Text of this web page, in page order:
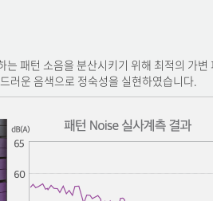
패턴 소음을 분산시키기 위해 최적의 가변
러운 음색으로 정숙성을 실현하였습니다.